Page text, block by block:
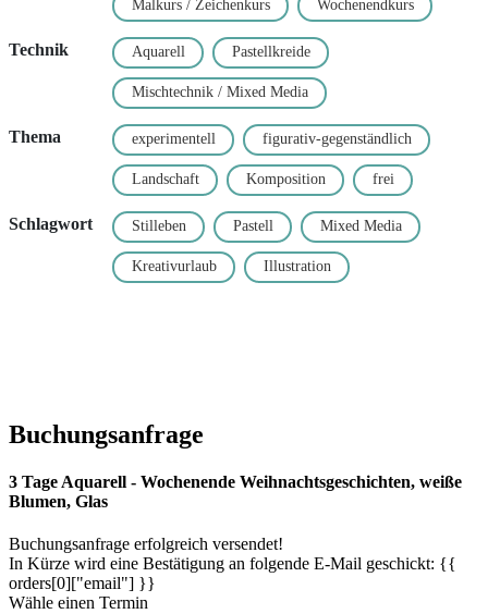
Malkurs / Zeichenkurs Wochenendkurs
Technik Aquarell Pastellkreide
Mischtechnik / Mixed Media
Thema experimentell figurativ-gegenständlich
Landschaft Komposition frei
Schlagwort Stilleben Pastell Mixed Media
Kreativurlaub Illustration
Buchungsanfrage
3 Tage Aquarell - Wochenende Weihnachtsgeschichten, weiße
Blumen, Glas
Buchungsanfrage erfolgreich versendet!
In Kürze wird eine Bestätigung an folgende E-Mail geschickt: {{
orders[0]["email"] }}
Wähle einen Termin